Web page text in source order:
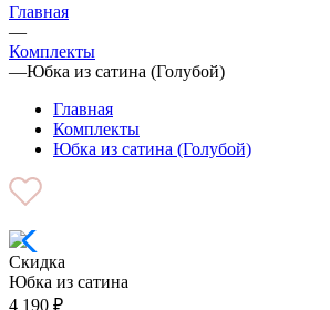
Главная
—
Комплекты
—Юбка из сатина (Голубой)
Главная
Комплекты
Юбка из сатина (Голубой)
Скидка
Юбка из сатина
4 190 ₽